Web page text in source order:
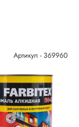
Артикул - 369960